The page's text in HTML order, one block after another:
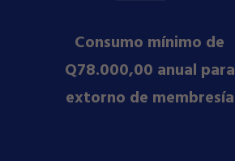
Consumo mínimo de
Q78.000,00 anual para
extorno de membresía